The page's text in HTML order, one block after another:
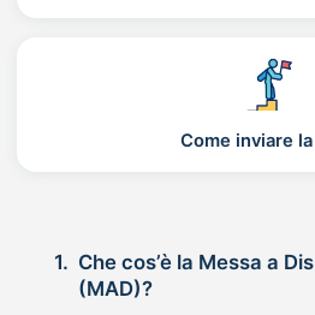
Come inviare
1. Che cos’è la Messa a Disposizione
(MAD)?